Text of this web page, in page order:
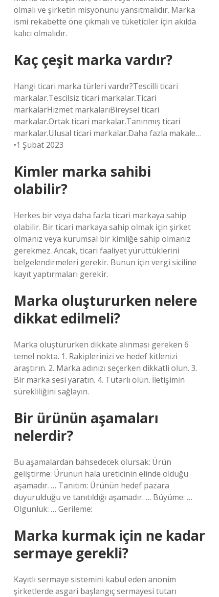
olmalı ve şirketin misyonunu yansıtmalıdır. Marka
ismi rekabette öne çıkmalı ve tüketiciler için akılda
kalıcı olmalıdır.
Kaç çeşit marka vardır?
Hangi ticari marka türleri vardır?Tescilli ticari
markalar.Tescilsiz ticari markalar.Ticari
markalarHizmet markalarıBireysel ticari
markalar.Ortak ticari markalar.Tanınmış ticari
markalar.Ulusal ticari markalar.Daha fazla makale…
•1 Şubat 2023
Kimler marka sahibi
olabilir?
Herkes bir veya daha fazla ticari markaya sahip
olabilir. Bir ticari markaya sahip olmak için şirket
olmanız veya kurumsal bir kimliğe sahip olmanız
gerekmez. Ancak, ticari faaliyet yürüttüklerini
belgelendirmeleri gerekir. Bunun için vergi siciline
kayıt yaptırmaları gerekir.
Marka oluştururken nelere
dikkat edilmeli?
Marka oluştururken dikkate alınması gereken 6
temel nokta. 1. Rakiplerinizi ve hedef kitlenizi
araştırın. 2. Marka adınızı seçerken dikkatli olun. 3.
Bir marka sesi yaratın. 4. Tutarlı olun. İletişimin
sürekliliğini sağlayın.
Bir ürünün aşamaları
nelerdir?
Bu aşamalardan bahsedecek olursak: Ürün
geliştirme: Ürünün hala üreticinin elinde olduğu
aşamadır. … Tanıtım: Ürünün hedef pazara
duyurulduğu ve tanıtıldığı aşamadır. … Büyüme: …
Olgunluk: … Gerileme:
Marka kurmak için ne kadar
sermaye gerekli?
Kayıtlı sermaye sistemini kabul eden anonim
şirketlerde asgari başlangıç ​​sermayesi tutarı